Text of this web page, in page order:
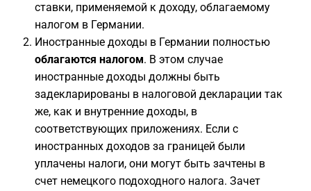
ставки, применяемой к доходу, облагаемому
налогом в Германии.
Иностранные доходы в Германии полностью
облагаются налогом. В этом случае
иностранные доходы должны быть
задекларированы в налоговой декларации так
же, как и внутренние доходы, в
соответствующих приложениях. Если с
иностранных доходов за границей были
уплачены налоги, они могут быть зачтены в
счет немецкого подоходного налога. Зачет